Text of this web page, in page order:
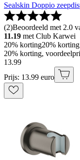
Sealskin Doppio
(2)Beoordeeld met 2.0
11.19 met Club Karwei
20% korting20% korting
20% korting,
13.99
Prijs: 13.99 euro